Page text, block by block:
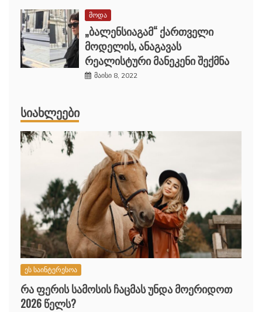
მოდა
„ბალენსიაგამ“ ქართველი
მოდელის, ანაგავას
რეალისტური მანეკენი შექმნა
მაისი 8, 2022
ᲡᲘᲐᲮᲚᲔᲔᲑᲘ
ეს საინტერესოა
რა ფერის სამოსის ჩაცმას უნდა მოერიდოთ
2026 წელს?